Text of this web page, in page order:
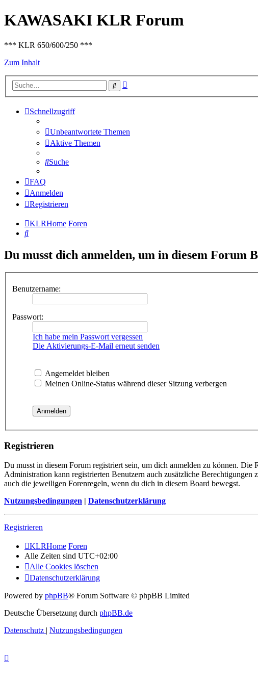
KAWASAKI KLR Forum
*** KLR 650/600/250 ***
Zum Inhalt
Suche
Schnellzugriff
Unbeantwortete Themen
Aktive Themen
Suche
FAQ
Anmelden
Registrieren
KLRHome Foren
Suche
Du musst dich anmelden, um in diesem Forum
Benutzername:
Passwort:
Ich habe mein Passwort vergessen
Die Aktivierungs-E-Mail erneut senden
Angemeldet bleiben
Meinen Online-Status während dieser Sitzung verbergen
Registrieren
Du musst in diesem Forum registriert sein, um dich anmelden zu können.
Administration kann registrierten Benutzern auch zusätzliche
auch die jeweiligen Forenregeln, wenn du dich in diesem Board bewegst.
Nutzungsbedingungen | Datenschutzerklärung
Registrieren
KLRHome Foren
Alle Zeiten sind UTC+02:00
Alle Cookies löschen
Datenschutzerklärung
Powered by phpBB® Forum Software © phpBB Limited
Deutsche Übersetzung durch phpBB.de
Datenschutz | Nutzungsbedingungen